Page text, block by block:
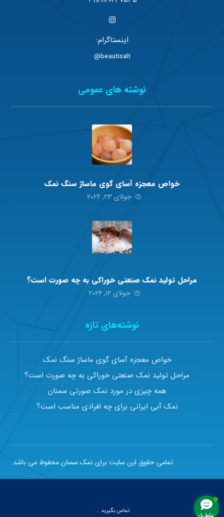
اینستاگرام:
beautisalt@
نوشته های عمومی
خواص معجزه آسای گوی ماساژ سنگ نمک
جولای ۲۳, ۲۰۲۶
مراحل تولید نمک صنعتی خوراکی به چه صورت است؟
جولای ۱۲, ۲۰۲۶
نوشته‌های تازه
خواص معجزه آسای گوی ماساژ سنگ نمک
مراحل تولید نمک صنعتی خوراکی به چه صورت است؟
همه چیزی در مورد نمک صورتی سمنان
نمک آبی ایرانی برای چه افرادی مناسب است؟
تمامی حقوق این سایت برای نمک سمنان محفوظ می باشد.
تماس بگیرید ... ارتباط با ما